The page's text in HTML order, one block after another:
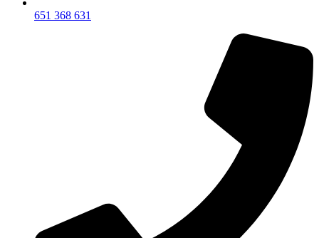
651 368 631